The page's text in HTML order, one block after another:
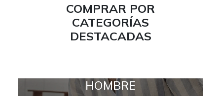
COMPRAR POR
CATEGORÍAS
DESTACADAS
HOMBRE